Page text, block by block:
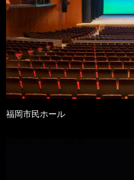
福岡市民ホール